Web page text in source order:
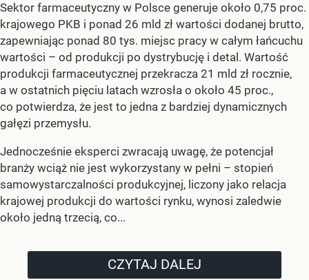
Sektor farmaceutyczny w Polsce generuje około 0,75 proc.
krajowego PKB i ponad 26 mld zł wartości dodanej brutto,
zapewniając ponad 80 tys. miejsc pracy w całym łańcuchu
wartości – od produkcji po dystrybucję i detal. Wartość
produkcji farmaceutycznej przekracza 21 mld zł rocznie,
a w ostatnich pięciu latach wzrosła o około 45 proc.,
co potwierdza, że jest to jedna z bardziej dynamicznych
gałęzi przemysłu.
Jednocześnie eksperci zwracają uwagę, że potencjał
branży wciąż nie jest wykorzystany w pełni – stopień
samowystarczalności produkcyjnej, liczony jako relacja
krajowej produkcji do wartości rynku, wynosi zaledwie
około jedną trzecią, co...
CZYTAJ DALEJ